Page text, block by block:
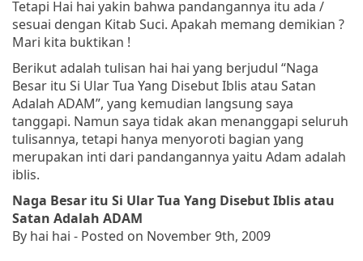
Tetapi Hai hai yakin bahwa pandangannya itu ada /
sesuai dengan Kitab Suci. Apakah memang demikian ?
Mari kita buktikan !
Berikut adalah tulisan hai hai yang berjudul “Naga
Besar itu Si Ular Tua Yang Disebut Iblis atau Satan
Adalah ADAM”, yang kemudian langsung saya
tanggapi. Namun saya tidak akan menanggapi seluruh
tulisannya, tetapi hanya menyoroti bagian yang
merupakan inti dari pandangannya yaitu Adam adalah
iblis.
Naga Besar itu Si Ular Tua Yang Disebut Iblis atau
Satan Adalah ADAM
By hai hai - Posted on November 9th, 2009